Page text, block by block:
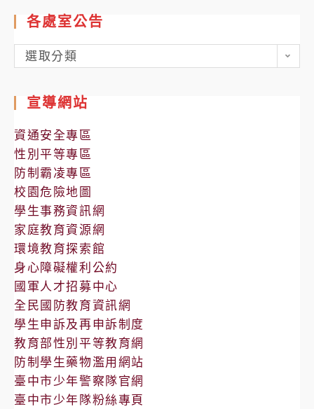
各處室公告
各
處
公
告
選取分類
宣導網站
資通安全專區
性別平等專區
防制霸凌專區
校園危險地圖
學生事務資訊網
家庭教育資源網
環境教育探索館
身心障礙權利公約
國軍人才招募中心
全民國防教育資訊網
學生申訴及再申訴制度
教育部性別平等教育網
防制學生藥物濫用網站
臺中市少年警察隊官網
臺中市少年隊粉絲專頁